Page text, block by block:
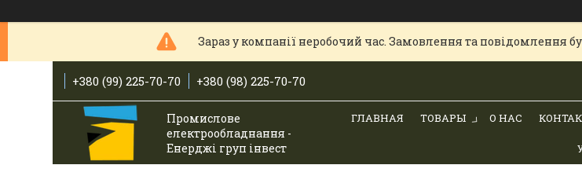
Зараз у компанії неробочий час. Замовлення та повідомлення
+380 (99) 225-70-70 +380 (98) 225-70-70
Промислове
електрообладнання -
Енерджі груп інвест
ГЛАВНАЯ ТОВАРЫ О НАС